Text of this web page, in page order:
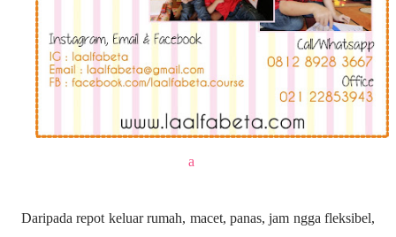
a
Daripada repot keluar rumah, macet, panas, jam ngga fleksibel,